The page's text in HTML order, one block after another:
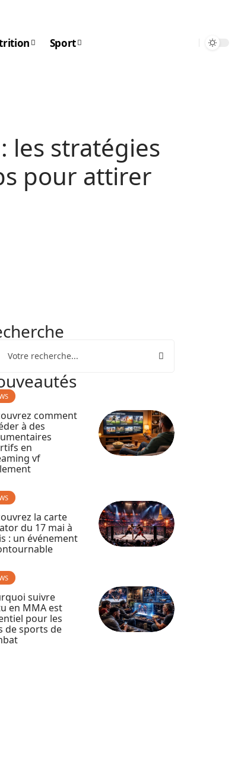
Sport
les stratégies
pour attirer
comment
à des
en
vf
la carte
du 17 mai à
: un événement
suivre
en MMA est
pour les
de sports de